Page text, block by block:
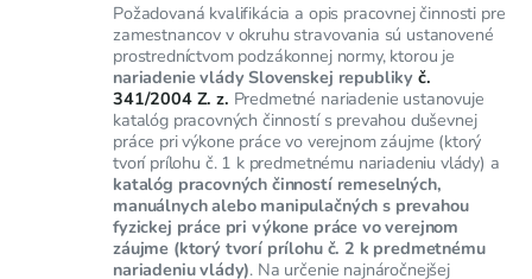
Požadovaná kvalifikácia a opis pracovnej činnosti pre
zamestnancov v okruhu stravovania sú ustanovené
prostredníctvom podzákonnej normy, ktorou je
nariadenie vlády Slovenskej republiky č.
341/2004 Z. z. Predmetné nariadenie ustanovuje
katalóg pracovných činností s prevahou duševnej
práce pri výkone práce vo verejnom záujme (ktorý
tvorí prílohu č. 1 k predmetnému nariadeniu vlády) a
katalóg pracovných činností remeselných,
manuálnych alebo manipulačných s prevahou
fyzickej práce pri výkone práce vo verejnom
záujme (ktorý tvorí prílohu č. 2 k predmetnému
nariadeniu vlády). Na určenie najnáročnejšej